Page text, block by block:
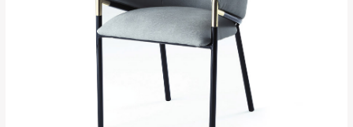
＊A108產品另收運費
雙溪、貢寮、烏
來、平溪、九份、
石門、林口 下福
里、新店山區、三
峽山區、石碇、坪
林、福隆、淡水山
配送範圍：
苗栗至基隆；其它地區暫不開放，如因特殊
地型限制(山區、鄉、鎮、村)、樓梯太小、無
法搬運上樓等因素，導致無法配送，
保有出貨的權利。
保護物流人員的工作安全，賣家無提供吊掛